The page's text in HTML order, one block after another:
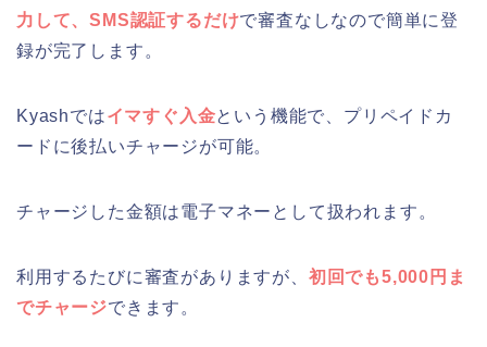
力して、SMS認証するだけで審査なしなので簡単に登
録が完了します。
Kyashではイマすぐ入金という機能で、プリペイドカ
ードに後払いチャージが可能。
チャージした金額は電子マネーとして扱われます。
利用するたびに審査がありますが、 初回でも5,000円ま
でチャージできます。